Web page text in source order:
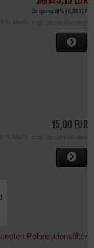
Jetzt nur
Sie sparen 10% / 0,35 EUR
15,00 EUR
Polarisationsfilter